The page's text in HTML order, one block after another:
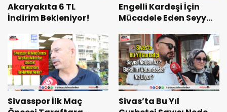
Akaryakıta 6 TL
İndirim Bekleniyor!
Engelli Kardeşi İçin
Mücadele Eden Seyyar
Hakkımı Helal
Etmiyorum”
Sivasspor İlk Maç
Sivas’ta Bu Yıl